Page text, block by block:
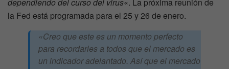
la Fed está programada para el 25 y 26 de enero.
«Creo que este es un momento perfecto
para recordarles a todos que el mercado es
un indicador adelantado. Así que el mercado